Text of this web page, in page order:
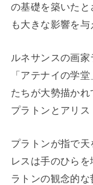
の基礎を築いた
も大きな影響を与
ルネサンスの画
「アテナイの学
たちが大勢描か
プラトンとアリス
プラトンが指で
レスは手のひら
ラトンの観念的